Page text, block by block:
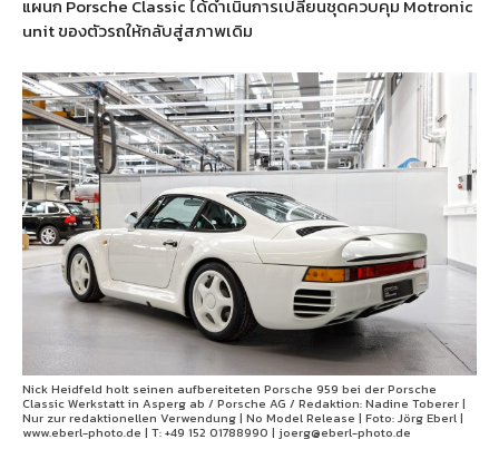
แผนก Porsche Classic ได้ดำเนินการเปลี่ยนชุดควบคุม Motronic
unit ของตัวรถให้กลับสู่สภาพเดิม
Nick Heidfeld holt seinen aufbereiteten Porsche 959 bei der Porsche
Classic Werkstatt in Asperg ab / Porsche AG / Redaktion: Nadine Toberer |
Nur zur redaktionellen Verwendung | No Model Release | Foto: Jörg Eberl |
www.eberl-photo.de | T: +49 152 01788990 | joerg@eberl-photo.de